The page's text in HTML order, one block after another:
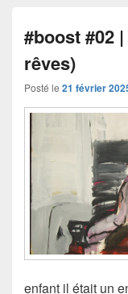
#boost #02
rêves)
Posté le 21 février
enfant il était un